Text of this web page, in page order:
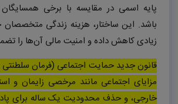
پایه اسمی در مقایسه با برخی همسایگان
باشد. این ساختار، هزینه زندگی متخصصان
زیادی کاهش داده و امنیت مالی آن‌ها را
مزایای اجتماعی مانند مرخصی زایمان و
خارجی، و حذف محدودیت یک ساله برای